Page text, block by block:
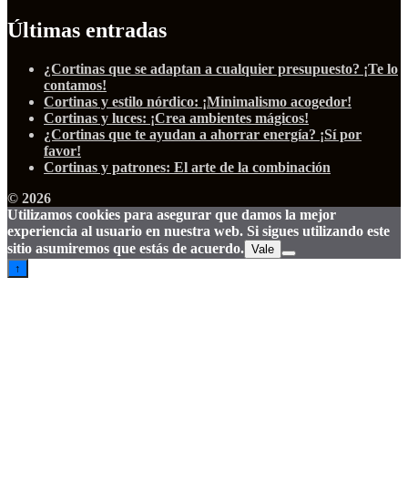
Últimas entradas
¿Cortinas que se adaptan a cualquier presupuesto? ¡Te lo
contamos!
Cortinas y estilo nórdico: ¡Minimalismo acogedor!
Cortinas y luces: ¡Crea ambientes mágicos!
¿Cortinas que te ayudan a ahorrar energía? ¡Sí por
favor!
Cortinas y patrones: El arte de la combinación
© 2026
Utilizamos cookies para asegurar que damos la mejor
experiencia al usuario en nuestra web. Si sigues utilizando este
sitio asumiremos que estás de acuerdo. Vale
↑